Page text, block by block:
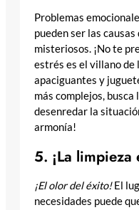
Problemas
pueden ser las
misteriosos. ¡No te
estrés es el villano
apaciguantes y
más complejos,
desenredar la
armonía!
5. ¡La limpieza
¡El olor del éxito!El
necesidades puede